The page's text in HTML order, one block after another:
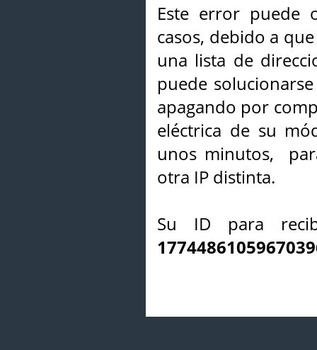
Este error puede
casos, debido a
una lista de
puede
apagando por
eléctrica de su
unos minutos,
otra IP distinta.
Su ID para